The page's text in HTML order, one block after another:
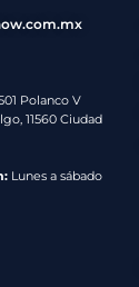
Polanco V
11560 Ciudad
Lunes a sábado